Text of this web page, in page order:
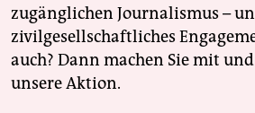
zugänglichen Journalismus –
zivilgesellschaftliches
auch? Dann machen Sie mit
unsere Aktion.